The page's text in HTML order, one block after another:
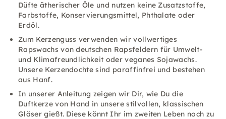
Düfte ätherischer Öle und nutzen keine Zusatzstoffe,
Farbstoffe, Konservierungsmittel, Phthalate oder
Erdöl.
Zum Kerzenguss verwenden wir vollwertiges
Rapswachs von deutschen Rapsfeldern für Umwelt-
und Klimafreundlichkeit oder veganes Sojawachs.
Unsere Kerzendochte sind paraffinfrei und bestehen
aus Hanf.
In unserer Anleitung zeigen wir Dir, wie Du die
Duftkerze von Hand in unsere stilvollen, klassischen
Gläser gießt. Diese könnt Ihr im zweiten Leben noch zu